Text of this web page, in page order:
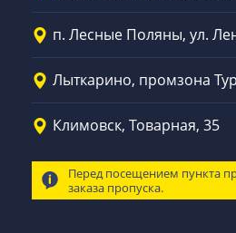
п. Лесные Поляны, ул.
Лыткарино, промзона
Климовск, Товарная, 35
Перед посещением пункта
заказа пропуска.